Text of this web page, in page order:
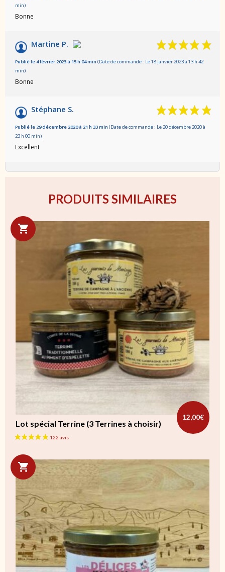
min)
Bonne
Martine P.
Publié le 4 février 2023 à 15 h 04 min (Date de commande : Le 18 janvier 2023 à 13 h 42
min)
Bonne
Stéphane S.
Publié le 29 décembre 2020 à 21 h 33 min (Date de commande : Le 20 décembre 2020 à
23 h 00 min)
Excellent
PRODUITS SIMILAIRES
Lot spécial Terrine (3 Terrines à choisir)
12,00€